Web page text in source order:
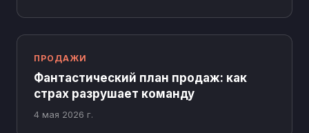
ПРОДАЖИ
Фантастический план продаж: как
страх разрушает команду
4 мая 2026 г.